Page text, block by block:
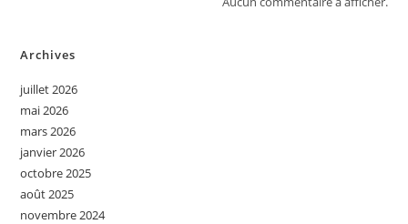
Archives
juillet 2026
mai 2026
mars 2026
janvier 2026
octobre 2025
août 2025
novembre 2024